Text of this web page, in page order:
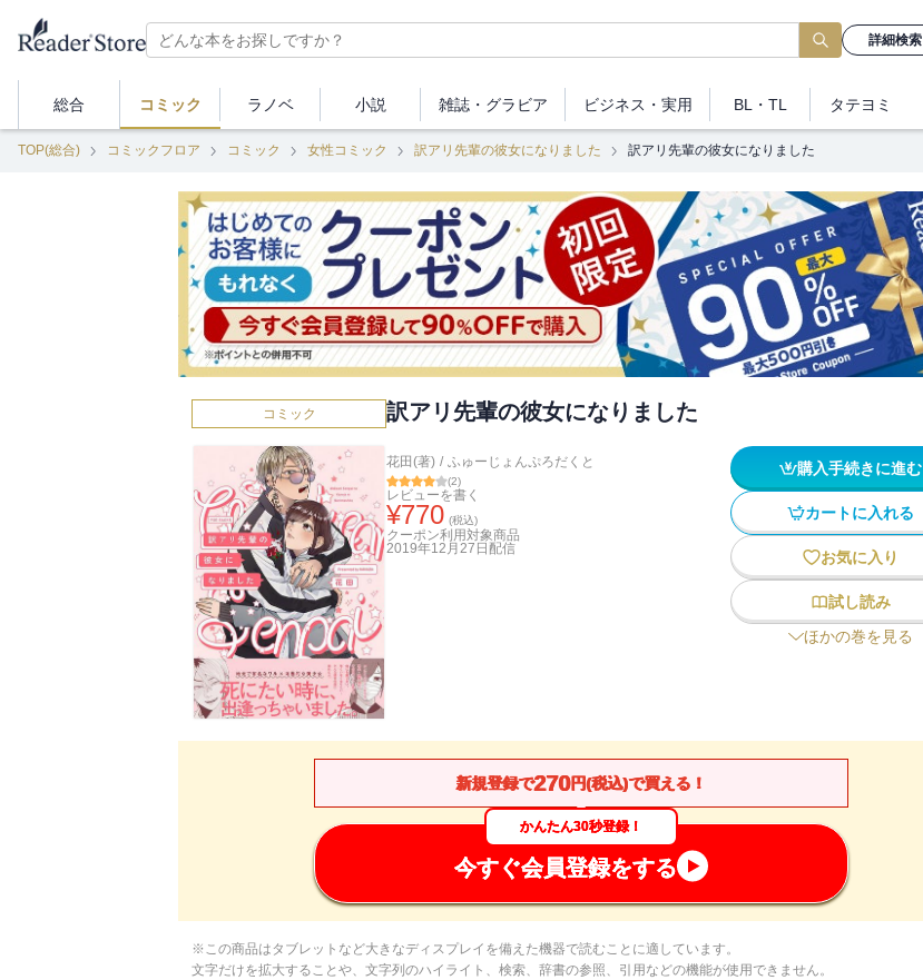
詳細検索
総合 コミック ラノベ 小説 雑誌・ グラビア ビジネス ・実用 BL・TL タテヨミ
TOP(総合) コミックフロア コミック 女性コミック 訳アリ先輩の彼女になりました 訳アリ先輩の彼女になりました
コミック 訳アリ先輩の彼女になりました
花田(著) / ふゅーじょんぷろだくと
(2)
レビューを書く
¥770 (税込)
クーポン利用対象商品
2019年12月27日 配信
購入手続きに進む
カートに入れる
お気に入り
試し読み
ほかの巻を見る
新規登録で270円(税込)で買える！
かんたん30秒登録！
今すぐ会員登録をする
※この商品はタブレットなど大きなディスプレイを備えた機器で読むことに適しています。
文字だけを拡大することや、文字列のハイライト、検索、辞書の参照、引用などの機能が使用できません。